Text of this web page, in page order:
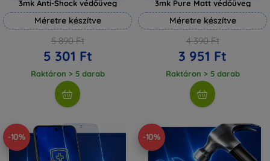
3mk Anti-Shock védőüveg
Méretre készítve
5 890 Ft
5 301 Ft
Raktáron > 5 darab
3mk Pure Matt védőüveg
Méretre készítve
4 390 Ft
3 951 Ft
Raktáron > 5 darab
-10% -10%